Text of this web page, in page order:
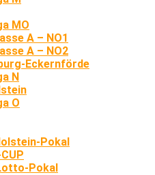
MO
A – NO1
A – NO2
Eckernförde
N
O
Pokal
Pokal